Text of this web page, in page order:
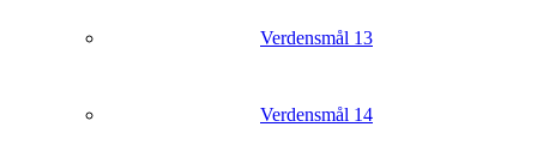
Verdensmål 13
Verdensmål 14